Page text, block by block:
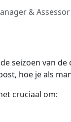
& Assessor
seizoen van
hoe je als
cruciaal om: